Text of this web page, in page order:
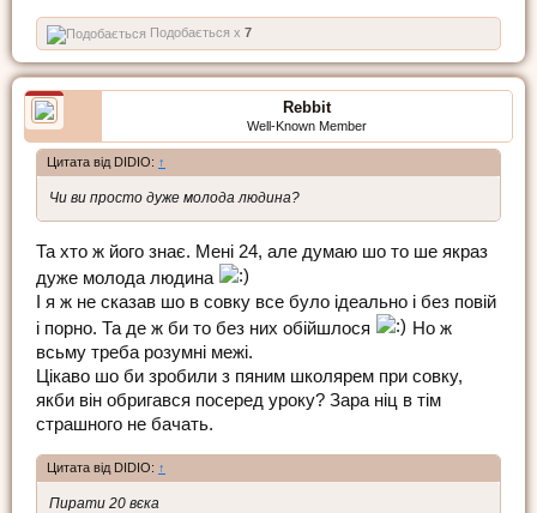
Подобається x 7
Rebbit
Well-Known Member
Цитата від DIDIO: ↑
Чи ви просто дуже молода людина?
Та хто ж його знає. Мені 24, але думаю шо то ше якраз
дуже молода людина
І я ж не сказав шо в совку все було ідеально і без повій
і порно. Та де ж би то без них обійшлося
Но ж
всьму треба розумні межі.
Цікаво шо би зробили з пяним школярем при совку,
якби він обригався посеред уроку? Зара ніц в тім
страшного не бачать.
Цитата від DIDIO: ↑
Пирати 20 вєка